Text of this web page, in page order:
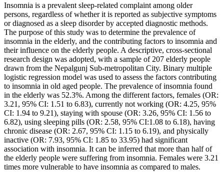
Insomnia is a prevalent sleep-related complaint among older
persons, regardless of whether it is reported as subjective symptoms
or diagnosed as a sleep disorder by accepted diagnostic methods.
The purpose of this study was to determine the prevalence of
insomnia in the elderly, and the contributing factors to insomnia and
their influence on the elderly people. A descriptive, cross-sectional
research design was adopted, with a sample of 207 elderly people
drawn from the Nepalgunj Sub-metropolitan City. Binary multiple
logistic regression model was used to assess the factors contributing
to insomnia in old aged people. The prevalence of insomnia found
in the elderly was 52.3%. Among the different factors, females (OR:
3.21, 95% CI: 1.51 to 6.83), currently not working (OR: 4.25, 95%
CI: 1.94 to 9.21), staying with spouse (OR: 3.26, 95% CI: 1.56 to
6.82), using sleeping pills (OR: 2.58, 95% CI:1.08 to 6.18), having
chronic disease (OR: 2.67, 95% CI: 1.15 to 6.19), and physically
inactive (OR: 7.93, 95% CI: 1.85 to 33.95) had significant
association with insomnia. It can be inferred that more than half of
the elderly people were suffering from insomnia. Females were 3.21
times more vulnerable to have insomnia as compared to males.